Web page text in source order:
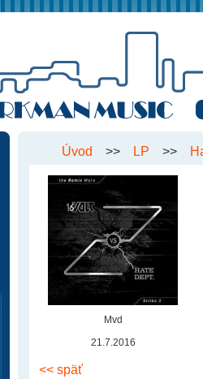
Úvod >> LP >>
Mvd
21.7.2016
<< späť